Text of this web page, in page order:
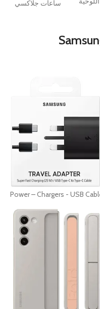
ساعات جلاكسي
Power – Chargers - USB